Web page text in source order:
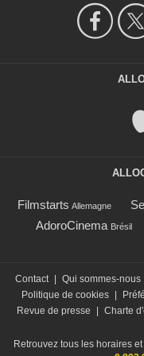
Filmstarts Allemagne
AdoroCinema Brésil
Contact Qui sommes-nous
Politique de cookies
Revue de presse
Charte
Retrouvez tous les horaires